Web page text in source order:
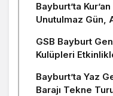
Bayburt’ta
Unutulmaz Gün,
GSB Bayburt
Kulüpleri
Bayburt’ta Yaz
Barajı Tekne